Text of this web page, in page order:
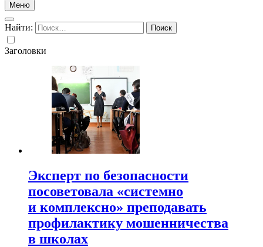
Меню
Найти:
Заголовки
Эксперт по безопасности
посоветовала «системно
и комплексно» преподавать
профилактику мошенничества
в школах